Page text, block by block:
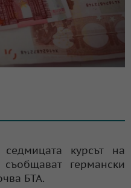
курсът на
германски
БТА.